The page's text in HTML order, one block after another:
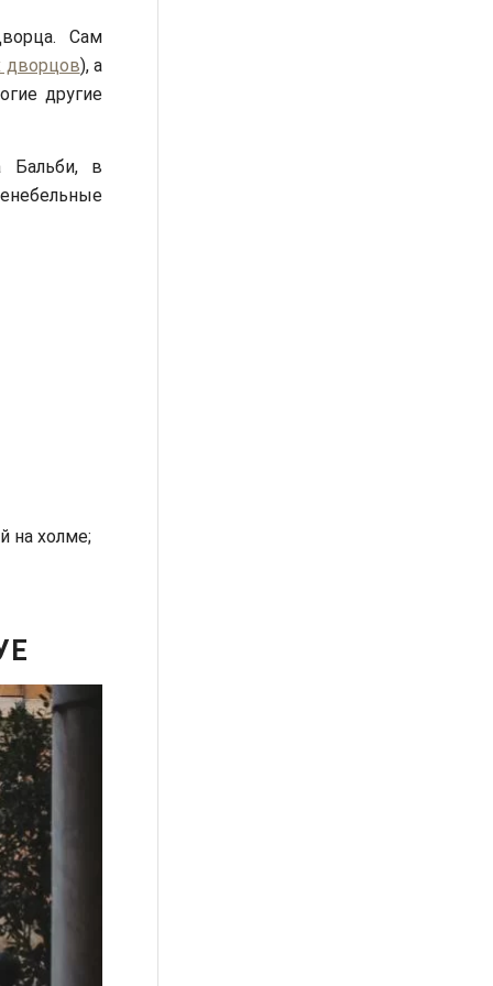
Сам
дворцов), а
другие
Бальби, в
на холме;